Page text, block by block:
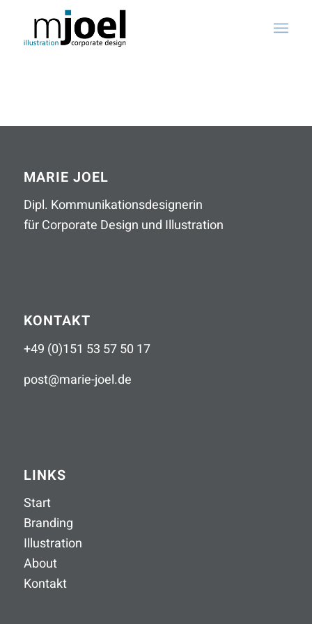
MARIE JOEL
Dipl. Kommunikationsdesignerin
für Corporate Design und Illustration
KONTAKT
+49 (0)151 53 57 50 17
post@marie-joel.de
LINKS
Start
Branding
Illustration
About
Kontakt